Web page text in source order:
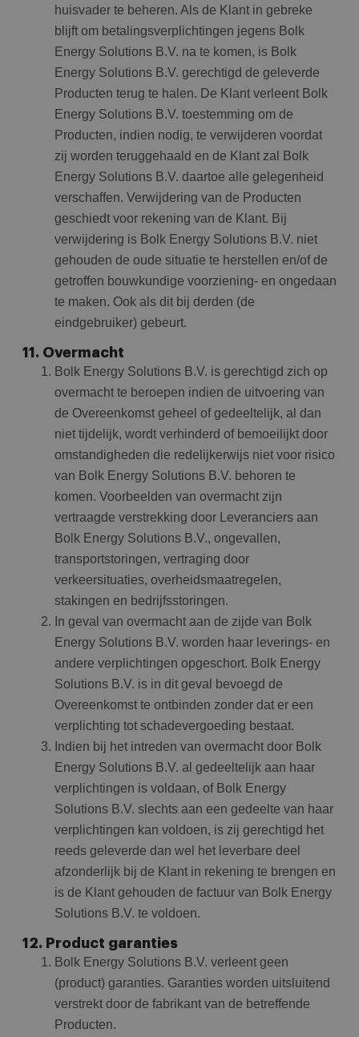
huisvader te beheren. Als de Klant in gebreke
blijft om betalingsverplichtingen jegens Bolk
Energy Solutions B.V. na te komen, is Bolk
Energy Solutions B.V. gerechtigd de geleverde
Producten terug te halen. De Klant verleent Bolk
Energy Solutions B.V. toestemming om de
Producten, indien nodig, te verwijderen voordat
zij worden teruggehaald en de Klant zal Bolk
Energy Solutions B.V. daartoe alle gelegenheid
verschaffen. Verwijdering van de Producten
geschiedt voor rekening van de Klant. Bij
verwijdering is Bolk Energy Solutions B.V. niet
gehouden de oude situatie te herstellen en/of de
getroffen bouwkundige voorziening- en ongedaan
te maken. Ook als dit bij derden (de
eindgebruiker) gebeurt.
11. Overmacht
Bolk Energy Solutions B.V. is gerechtigd zich op
overmacht te beroepen indien de uitvoering van
de Overeenkomst geheel of gedeeltelijk, al dan
niet tijdelijk, wordt verhinderd of bemoeilijkt door
omstandigheden die redelijkerwijs niet voor risico
van Bolk Energy Solutions B.V. behoren te
komen. Voorbeelden van overmacht zijn
vertraagde verstrekking door Leveranciers aan
Bolk Energy Solutions B.V., ongevallen,
transportstoringen, vertraging door
verkeersituaties, overheidsmaatregelen,
stakingen en bedrijfsstoringen.
In geval van overmacht aan de zijde van Bolk
Energy Solutions B.V. worden haar leverings- en
andere verplichtingen opgeschort. Bolk Energy
Solutions B.V. is in dit geval bevoegd de
Overeenkomst te ontbinden zonder dat er een
verplichting tot schadevergoeding bestaat.
Indien bij het intreden van overmacht door Bolk
Energy Solutions B.V. al gedeeltelijk aan haar
verplichtingen is voldaan, of Bolk Energy
Solutions B.V. slechts aan een gedeelte van haar
verplichtingen kan voldoen, is zij gerechtigd het
reeds geleverde dan wel het leverbare deel
afzonderlijk bij de Klant in rekening te brengen en
is de Klant gehouden de factuur van Bolk Energy
Solutions B.V. te voldoen.
12. Product garanties
Bolk Energy Solutions B.V. verleent geen
(product) garanties. Garanties worden uitsluitend
verstrekt door de fabrikant van de betreffende
Producten.
Google Privacy Policy